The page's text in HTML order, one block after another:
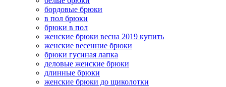
бордовые брюки
в пол брюки
брюки в пол
женские брюки весна 2019 купить
женские весенние брюки
брюки гусиная лапка
деловые женские брюки
длинные брюки
женские брюки до щиколотки